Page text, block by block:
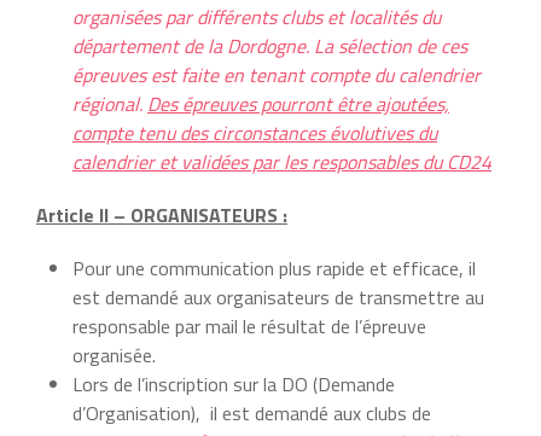
organisées par différents clubs et localités du
département de la Dordogne. La sélection de ces
épreuves est faite en tenant compte du calendrier
régional. Des épreuves pourront être ajoutées,
compte tenu des circonstances évolutives du
calendrier et validées par les responsables du CD24
Article II – ORGANISATEURS :
Pour une communication plus rapide et efficace, il
est demandé aux organisateurs de transmettre au
responsable par mail le résultat de l’épreuve
organisée.
Lors de l’inscription sur la DO (Demande
d’Organisation), il est demandé aux clubs de